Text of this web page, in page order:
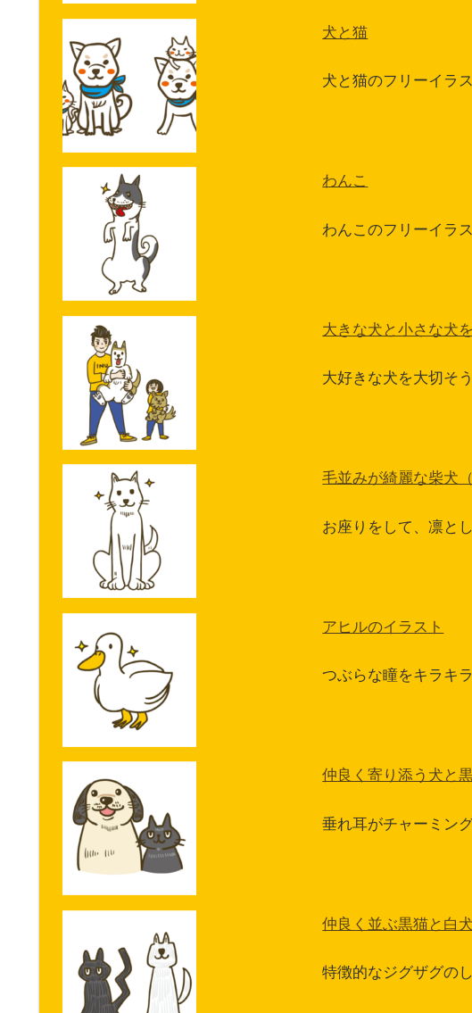
犬と猫
犬と猫のフリーイラ
わんこ
わんこのフリーイラ
大きな犬と小さな犬
大好きな犬を大切そ
毛並みが綺麗な柴犬
お座りをして、凛と
アヒルのイラスト
つぶらな瞳をキラキ
仲良く寄り添う犬と
垂れ耳がチャーミン
仲良く並ぶ黒猫と白
特徴的なジグザグの